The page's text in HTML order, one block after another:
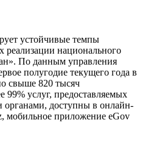
устойчивые темпы
реализации национального
По данным управления
полугодие текущего года в
свыше 820 тысяч
99% услуг, предоставляемых
доступны в онлайн-
мобильное приложение eGov